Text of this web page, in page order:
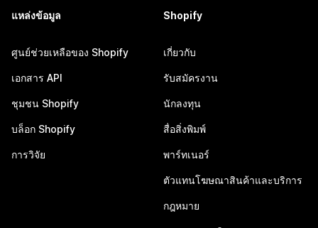
แหล่งข้อมูล
ศูนย์ช่วยเหลือของ Shopify
เอกสาร API
ชุมชน Shopify
บล็อก Shopify
การวิจัย
Shopify
เกี่ยวกับ
รับสมัครงาน
นักลงทุน
สื่อสิ่งพิมพ์
พาร์ทเนอร์
ตัวแทนโฆษณาสินค้าและบริการ
กฎหมาย